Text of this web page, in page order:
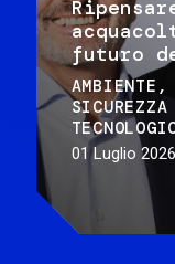
futuro
AMBIENTE
01 Luglio 2026